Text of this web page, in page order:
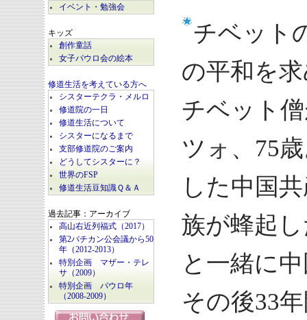
イベント・勉強会
キッズ
創作童話
女子パウロ会の絵本
修道生活を考えている方へ
シスターテクラ・メルロ
修道院の一日
修道生活について
シスターになるまで
支部修道院のご案内
どうしてシスターに？
世界のFSP
修道生活豆知識Ｑ＆Ａ
過去記事：アーカイブ
高山右近列福式（2017）
第2バチカン公会議から50
年（2012-2013）
特別企画 マザー・テレ
サ（2009）
特別企画 パウロ年
（2008-2009）
チベット
の平和を
チベット
ツォ、75
した中国
族が蜂起
と一緒に
その後33